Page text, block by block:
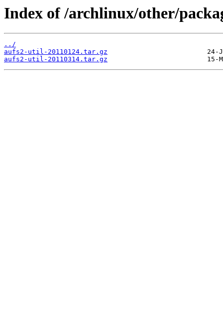
Index of /archlinux/other/
../
aufs2-util-20110124.tar.gz
aufs2-util-20110314.tar.gz